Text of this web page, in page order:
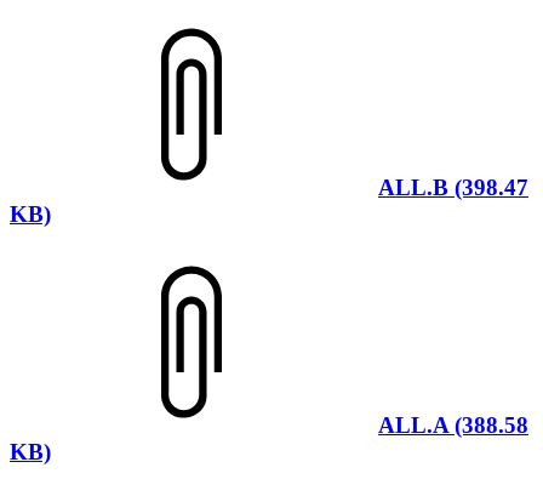
ALL.B (398.47
KB)
ALL.A (388.58
KB)